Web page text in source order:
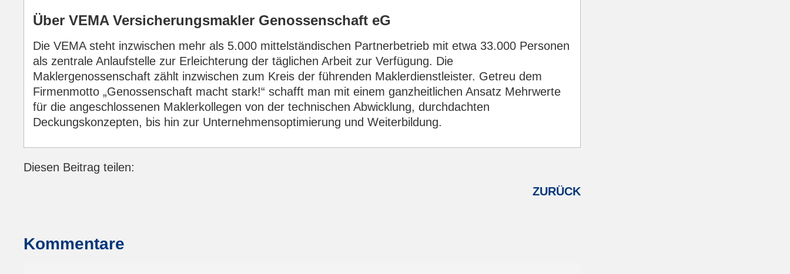
Über VEMA Versicherungsmakler Genossenschaft eG
Die VEMA steht inzwischen mehr als 5.000 mittelständischen Partnerbetrieb mit etwa 33.000 Personen
als zentrale Anlaufstelle zur Erleichterung der täglichen Arbeit zur Verfügung. Die
Maklergenossenschaft zählt inzwischen zum Kreis der führenden Maklerdienstleister. Getreu dem
Firmenmotto „Genossenschaft macht stark!“ schafft man mit einem ganzheitlichen Ansatz Mehrwerte
für die angeschlossenen Maklerkollegen von der technischen Abwicklung, durchdachten
Deckungskonzepten, bis hin zur Unternehmensoptimierung und Weiterbildung.
Diesen Beitrag teilen:
ZURÜCK
Kommentare